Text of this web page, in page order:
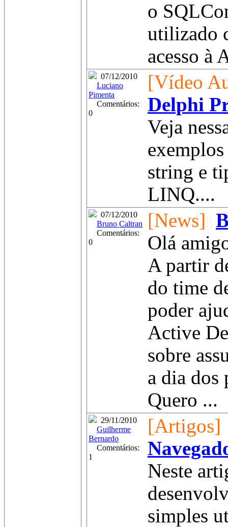
o
utilizado
acesso à
07/12/2010
Luciano
Pimenta
Comentários:
0
[Vídeo
Delphi
Veja
string e
LINQ....
07/12/2010
Bruno Caltran
Comentários:
0
[News]
Olá
A partir
do time
poder
Active
sobre
a dia dos
Quero ...
29/11/2010
Guilherme
Bernardo
Comentários:
1
[Artigos]
Neste
simples